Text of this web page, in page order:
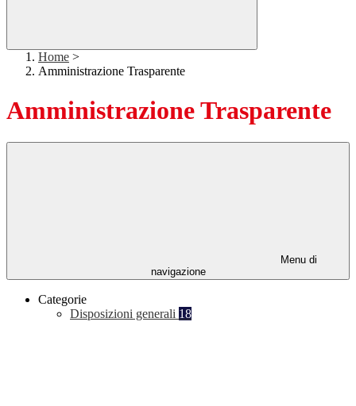
Home >
Amministrazione Trasparente
Amministrazione Trasparente
Menu di
navigazione
Categorie
Disposizioni generali 18